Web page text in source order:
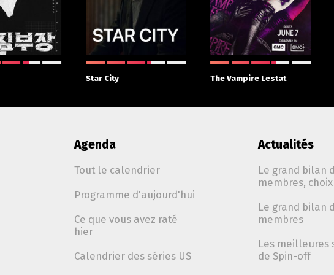
Star City The Vampire Lestat
Agenda
Tout le calendrier
Programme d'aujourd'hui
Ce que vous avez raté
hier
Calendrier des séries US
Actualités
Le grand bilan
membres,
Le grand bilan
membres
Les meilleures
de Spin-off